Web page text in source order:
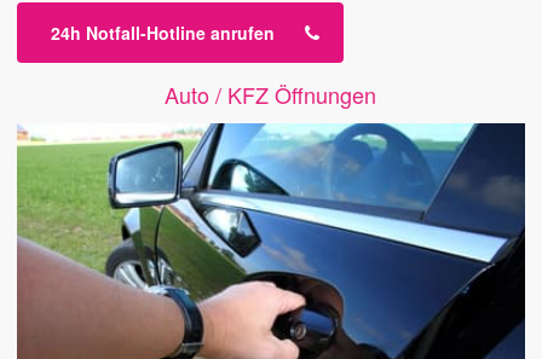
24h Notfall-Hotline anrufen
Auto / KFZ Öffnungen